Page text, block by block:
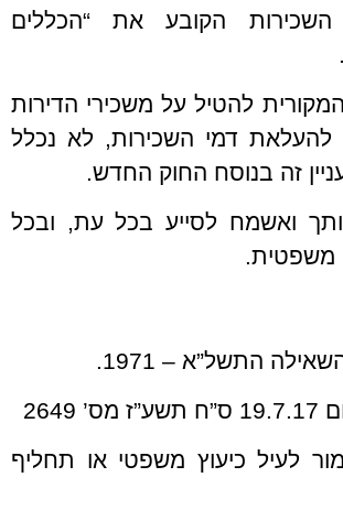
השכירות הקובע את “הכללים
להטיל על משכירי הדירות
דמי השכירות, לא נכלל
זה בנוסח החוק החדש.
ואשמח לסייע בכל עת, ובכל
משפטית.
התשל”א – 1971.
לעיל כיעוץ משפטי או תחליף